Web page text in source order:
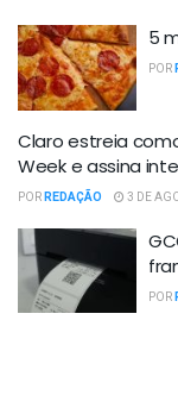
5
POR
Claro estreia
Week e assina
PORREDAÇÃO 3 DE
POR